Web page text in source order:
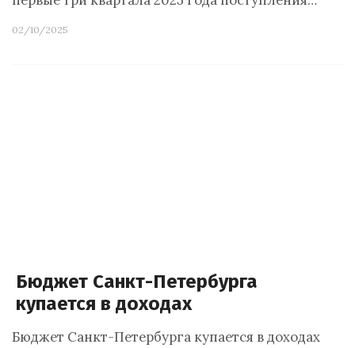
02/10/2025
Бюджет Санкт-Петербурга
купается в доходах
Бюджет Санкт-Петербурга купается в доходах